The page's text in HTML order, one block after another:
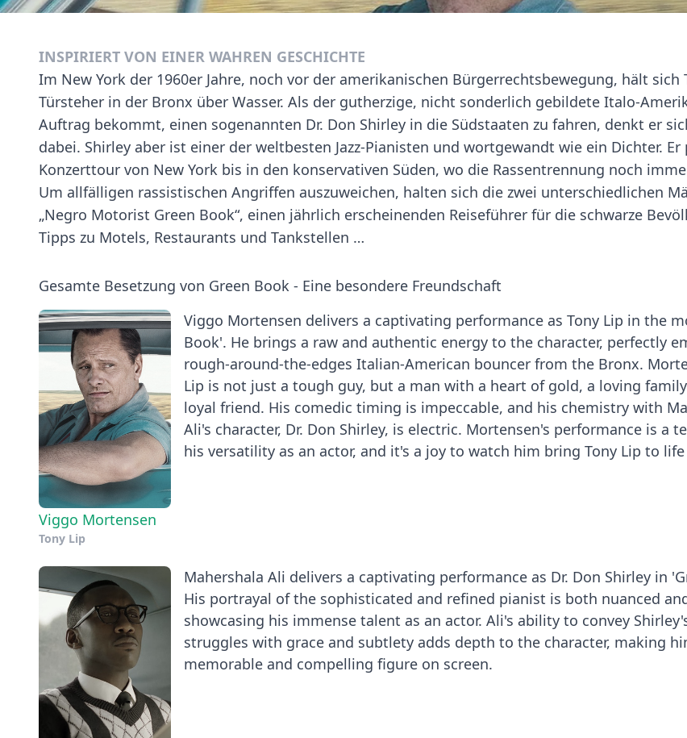
INSPIRIERT VON EINER WAHREN GESCHICHTE
Im New York der 1960er Jahre, noch vor der amerikanischen Bürgerrechtsbewegung, hält sich
Türsteher in der Bronx über Wasser. Als der gutherzige, nicht sonderlich gebildete Italo-
Auftrag bekommt, einen sogenannten Dr. Don Shirley in die Südstaaten zu fahren, denkt er
dabei. Shirley aber ist einer der weltbesten Jazz-Pianisten und wortgewandt wie ein Dichter.
Konzerttour von New York bis in den konservativen Süden, wo die Rassentrennung noch
Um allfälligen rassistischen Angriffen auszuweichen, halten sich die zwei unterschiedlichen
„Negro Motorist Green Book“, einen jährlich erscheinenden Reiseführer für die schwarze
Tipps zu Motels, Restaurants und Tankstellen …
Gesamte Besetzung von Green Book - Eine besondere Freundschaft
Viggo Mortensen
Tony Lip
Viggo Mortensen delivers a captivating performance as Tony Lip in the
Book'. He brings a raw and authentic energy to the character, perfectly
rough-around-the-edges Italian-American bouncer from the Bronx.
Lip is not just a tough guy, but a man with a heart of gold, a loving
loyal friend. His comedic timing is impeccable, and his chemistry with
Ali's character, Dr. Don Shirley, is electric. Mortensen's performance is a
his versatility as an actor, and it's a joy to watch him bring Tony Lip to
Mahershala Ali delivers a captivating performance as Dr. Don Shirley in
His portrayal of the sophisticated and refined pianist is both nuanced
showcasing his immense talent as an actor. Ali's ability to convey
struggles with grace and subtlety adds depth to the character, making
memorable and compelling figure on screen.